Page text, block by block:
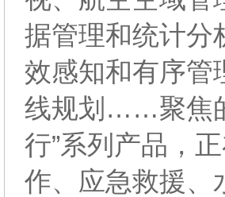
据管理和统计分
效感知和有序管
线规划……聚焦
行”系列产品，
作、应急救援、